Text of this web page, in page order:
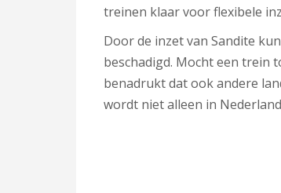
treinen klaar voor flexibele
Door de inzet van Sandite
beschadigd. Mocht een trein
benadrukt dat ook andere
wordt niet alleen in